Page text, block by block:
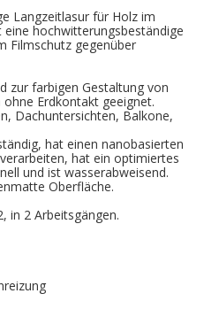
Langzeitlasur für Holz im
hochwitterungsbeständige
Filmschutz gegenüber
zur farbigen Gestaltung von
Erdkontakt geeignet.
Dachuntersichten, Balkone,
hat einen nanobasierten
hat ein optimiertes
und ist wasserabweisend.
Oberfläche.
in 2 Arbeitsgängen.